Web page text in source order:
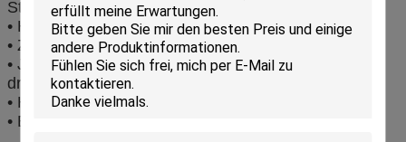
Stromversorgungseinheit
• Helle Schlußbeleuchtung
• Zeitanzeige und Wochentagesanzeige
• Justierbare hohe/mittlere/niedrige/Selbstgebläse-
drehzahl
• Hitze/kühle Auswahl
• Besonders anfertigen verfügbar